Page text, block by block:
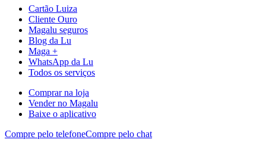
Cartão Luiza
Cliente Ouro
Magalu seguros
Blog da Lu
Maga +
WhatsApp da Lu
Todos os serviços
Comprar na loja
Vender no Magalu
Baixe o aplicativo
Compre pelo telefoneCompre pelo chat